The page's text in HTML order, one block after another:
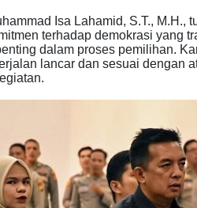
Isa Lahamid, S.T., M.H.,
terhadap demokrasi yang
dalam proses pemilihan.
lancar dan sesuai dengan